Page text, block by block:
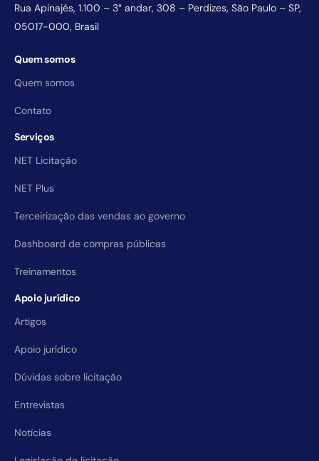
Rua Apinajés, 1.100 – 3° andar, 308 – Perdizes, São Paulo – SP,
05017-000, Brasil
Quem somos
Quem somos
Contato
Serviços
NET Licitação
NET Plus
Terceirização das vendas ao governo
Dashboard de compras públicas
Treinamentos
Apoio jurídico
Artigos
Apoio jurídico
Dúvidas sobre licitação
Entrevistas
Notícias